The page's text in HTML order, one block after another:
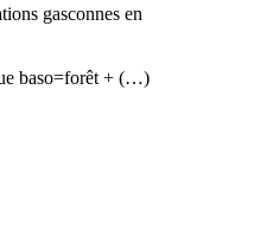
gasconnes en
baso=forêt + (…)